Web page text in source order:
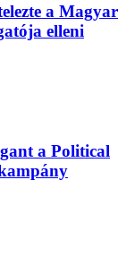
a Magyar
elleni
a Political